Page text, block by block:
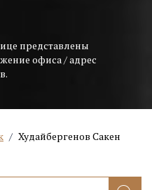
представлены
офиса / адрес
/ Худайбергенов Сакен